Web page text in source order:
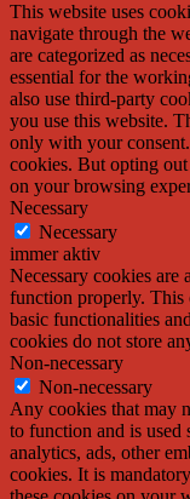
This website uses
navigate through the
are categorized as
essential for the
also use third-party
you use this website.
only with your
cookies. But opting
on your browsing
Necessary
Necessary
immer aktiv
Necessary cookies are
function properly. This
basic functionalities
cookies do not store
Non-necessary
Non-necessary
Any cookies that may
to function and is used
analytics, ads, other
cookies. It is